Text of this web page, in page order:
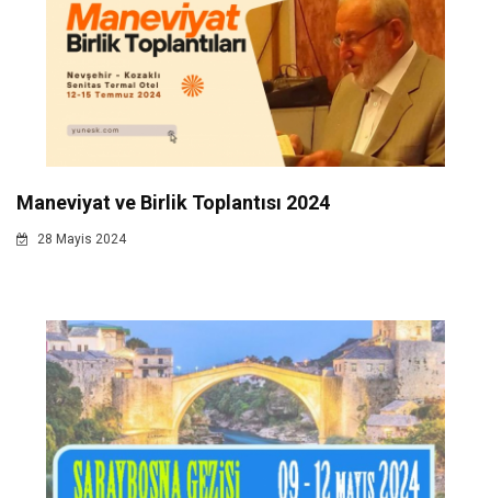
Maneviyat ve Birlik Toplantısı 2024
28 Mayis 2024